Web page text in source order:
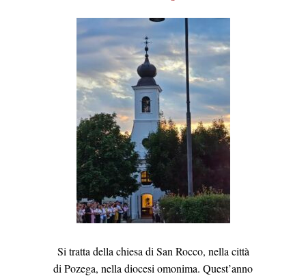
Si tratta della chiesa di San Rocco, nella città
di Pozega, nella diocesi omonima. Quest’anno